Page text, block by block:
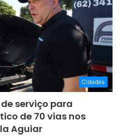
Cidades
serviço para
de 70 vias nos
Aguiar